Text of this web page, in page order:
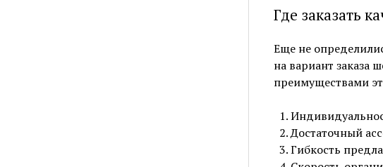
Где заказать
Еще не
на вариант заказа
преимуществами
Достаточный
Гибкость